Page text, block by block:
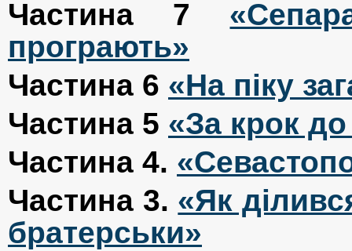
Частина 7
програють»
Частина 6 «На піку
Частина 5 «За крок
Частина 4.
Частина 3. «Як
братерськи»